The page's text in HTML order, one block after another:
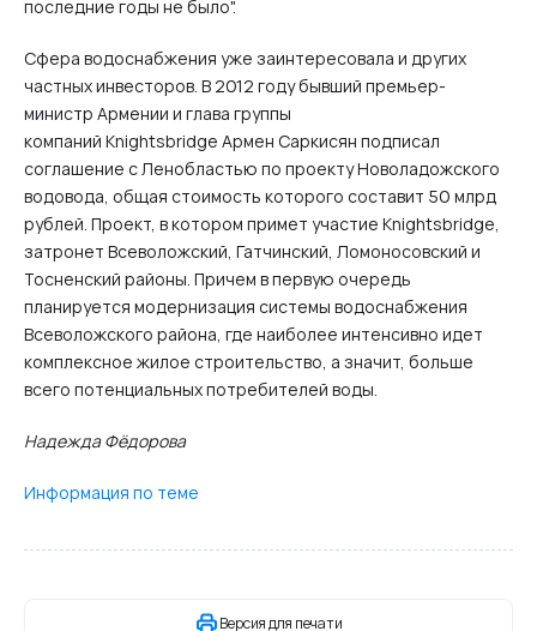
последние годы не было".
Сфера водоснабжения уже заинтересовала и других
частных инвесторов. В 2012 году бывший премьер-
министр Армении и глава группы
компаний Knightsbridge Армен Саркисян подписал
соглашение с Ленобластью по проекту Новоладожского
водовода, общая стоимость которого составит 50 млрд
рублей. Проект, в котором примет участие Knightsbridge,
затронет Всеволожский, Гатчинский, Ломоносовский и
Тосненский районы. Причем в первую очередь
планируется модернизация системы водоснабжения
Всеволожского района, где наиболее интенсивно идет
комплексное жилое строительство, а значит, больше
всего потенциальных потребителей воды.
Надежда Фёдорова
Информация по теме
Версия для печати